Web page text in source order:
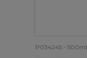
P034245 - 500ml